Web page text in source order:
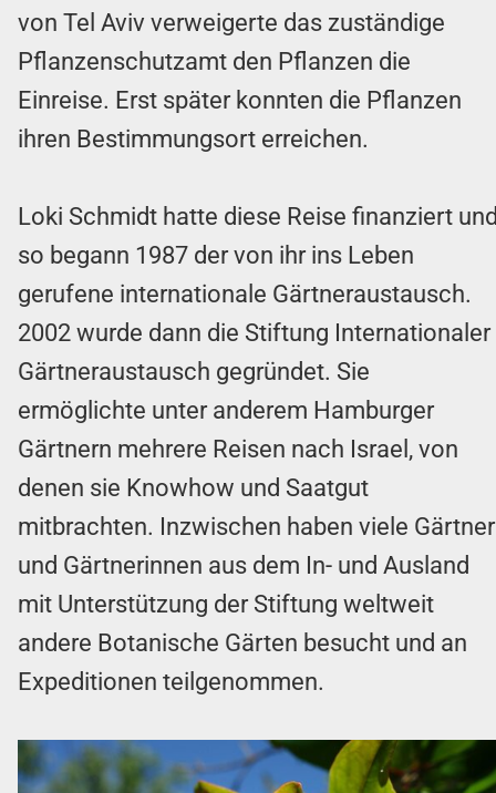
von Tel Aviv verweigerte das zuständige
Pflanzenschutzamt den Pflanzen die
Einreise. Erst später konnten die Pflanzen
ihren Bestimmungsort erreichen.
Loki Schmidt hatte diese Reise finanziert
so begann 1987 der von ihr ins Leben
gerufene internationale Gärtneraustausch.
2002 wurde dann die Stiftung Internationaler
Gärtneraustausch gegründet. Sie
ermöglichte unter anderem Hamburger
Gärtnern mehrere Reisen nach Israel, von
denen sie Knowhow und Saatgut
mitbrachten. Inzwischen haben viele Gärtner
und Gärtnerinnen aus dem In- und Ausland
mit Unterstützung der Stiftung weltweit
andere Botanische Gärten besucht und an
Expeditionen teilgenommen.